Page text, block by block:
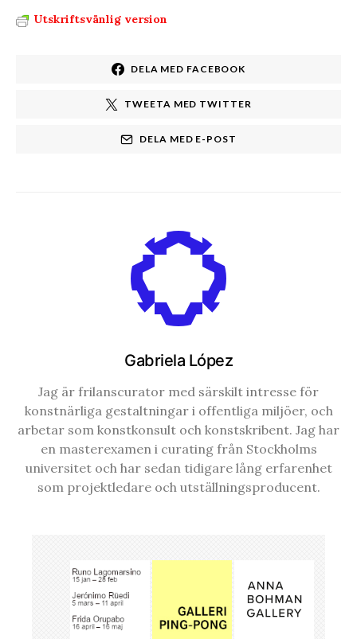
Utskriftsvänlig version
DELA MED FACEBOOK
TWEETA MED TWITTER
DELA MED E-POST
Gabriela López
Jag är frilanscurator med särskilt intresse för
konstnärliga gestaltningar i offentliga miljöer, och
arbetar som konstkonsult och konstskribent. Jag har
en masterexamen i curating från Stockholms
universitet och har sedan tidigare lång erfarenhet
som projektledare och utställningsproducent.